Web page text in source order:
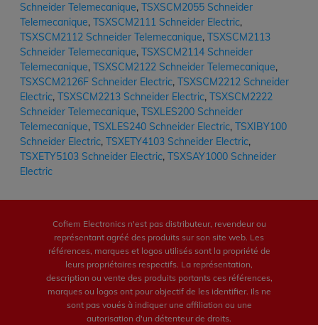
Schneider Telemecanique, TSXSCM2055 Schneider
Telemecanique, TSXSCM2111 Schneider Electric,
TSXSCM2112 Schneider Telemecanique, TSXSCM2113
Schneider Telemecanique, TSXSCM2114 Schneider
Telemecanique, TSXSCM2122 Schneider Telemecanique,
TSXSCM2126F Schneider Electric, TSXSCM2212 Schneider
Electric, TSXSCM2213 Schneider Electric, TSXSCM2222
Schneider Telemecanique, TSXLES200 Schneider
Telemecanique, TSXLES240 Schneider Electric, TSXIBY100
Schneider Electric, TSXETY4103 Schneider Electric,
TSXETY5103 Schneider Electric, TSXSAY1000 Schneider
Electric
Cofiem Electronics n'est pas distributeur, revendeur ou
représentant agréé des produits sur son site web. Les
références, marques et logos utilisés sont la propriété de
leurs propriétaires respectifs. La représentation,
description ou vente des produits portants ces références,
marques ou logos ont pour objectif de les identifier. Ils ne
sont pas voués à indiquer une affiliation ou une
autorisation d'un détenteur de droits.